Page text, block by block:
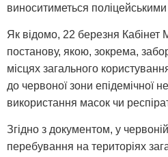
виноситиметься
Як відомо, 22 березня Кабінет
постанову, якою, зокрема,
місцях загального
до червоної зони епідемічної
використання масок чи
Згідно з документом, у
перебування на територіях